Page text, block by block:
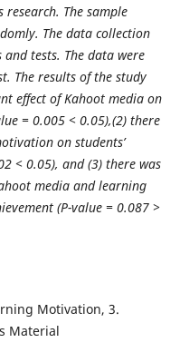
The sample
The data collection
tests. The data were
The results of the study
effect of Kahoot media on
= 0.005 < 0.05),(2) there
on students’
< 0.05), and (3) there was
media and learning
(P-value = 0.087 >
Motivation, 3.
Material